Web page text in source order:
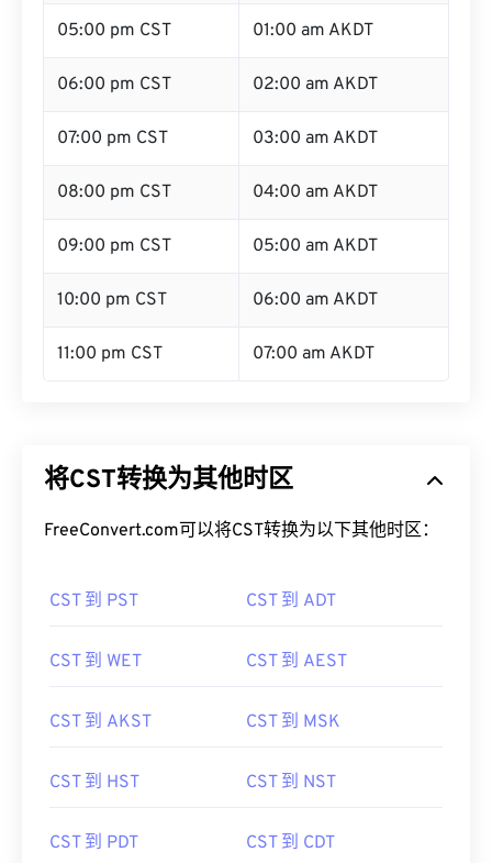
05:00 pm CST 01:00 am AKDT
06:00 pm CST 02:00 am AKDT
07:00 pm CST 03:00 am AKDT
08:00 pm CST 04:00 am AKDT
09:00 pm CST 05:00 am AKDT
10:00 pm CST 06:00 am AKDT
11:00 pm CST 07:00 am AKDT
将CST转换为其他时区
FreeConvert.com可以将CST转换为以下其他时区：
CST 到 PST CST 到 ADT
CST 到 WET CST 到 AEST
CST 到 AKST CST 到 MSK
CST 到 HST CST 到 NST
CST 到 PDT CST 到 CDT